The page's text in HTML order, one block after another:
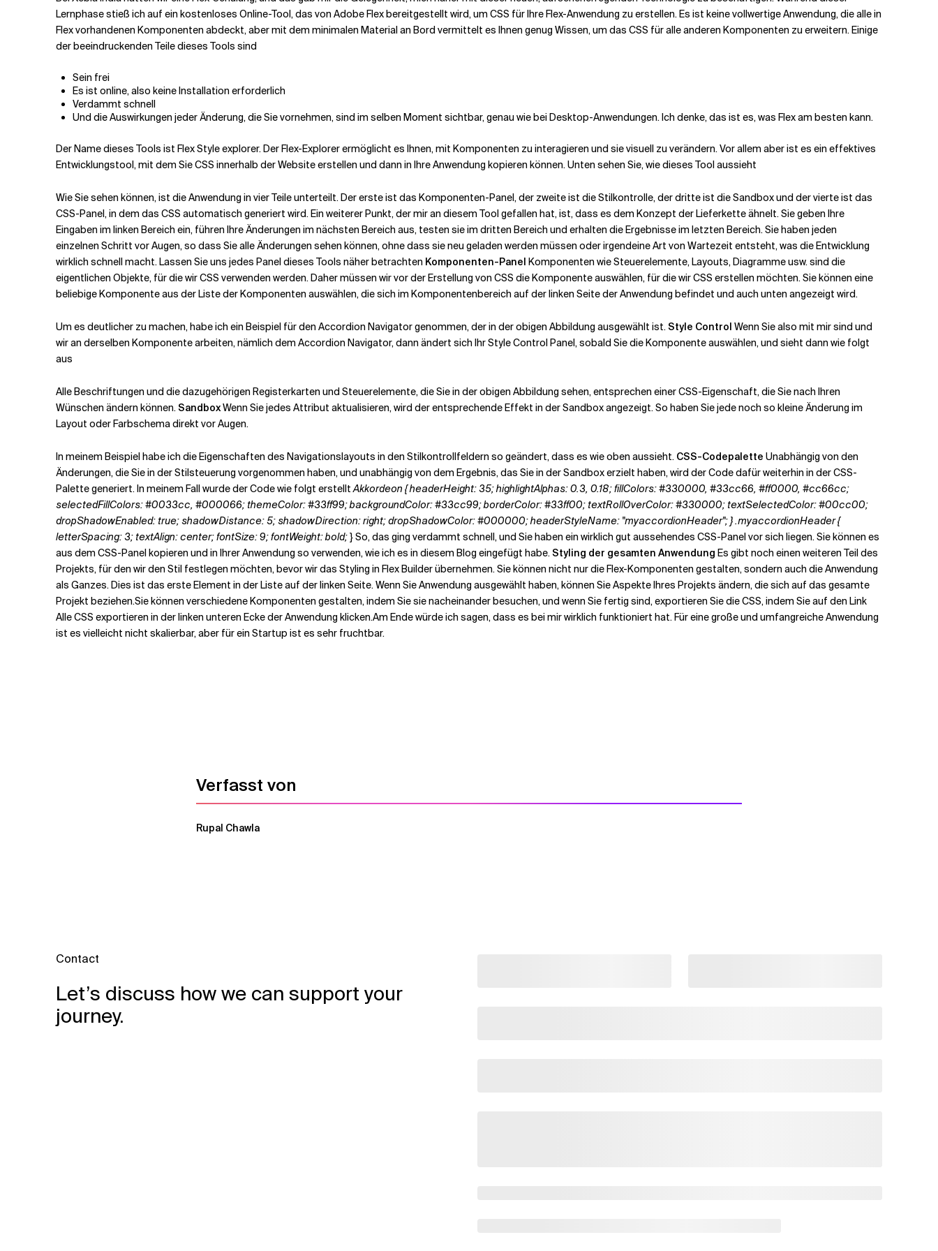
Verwandte Themen
Lernphase stieß ich auf ein kostenloses Online-Tool, das von Adobe Flex bereitgestellt wird, um CSS für Ihre Flex-Anwendung zu erstellen. Es ist keine vollwertige Anwendung, die alle in
Flex vorhandenen Komponenten abdeckt, aber mit dem minimalen Material an Bord vermittelt es Ihnen genug Wissen, um das CSS für alle anderen Komponenten zu erweitern. Einige
der beeindruckenden Teile dieses Tools sind
Sein frei
Es ist online, also keine Installation erforderlich
Verdammt schnell
Und die Auswirkungen jeder Änderung, die Sie vornehmen, sind im selben Moment sichtbar, genau wie bei Desktop-Anwendungen. Ich denke, das ist es, was Flex am besten kann.
Der Name dieses Tools ist Flex Style explorer. Der Flex-Explorer ermöglicht es Ihnen, mit Komponenten zu interagieren und sie visuell zu verändern. Vor allem aber ist es ein effektives
Entwicklungstool, mit dem Sie CSS innerhalb der Website erstellen und dann in Ihre Anwendung kopieren können. Unten sehen Sie, wie dieses Tool aussieht
Wie Sie sehen können, ist die Anwendung in vier Teile unterteilt. Der erste ist das Komponenten-Panel, der zweite ist die Stilkontrolle, der dritte ist die Sandbox und der vierte ist das
CSS-Panel, in dem das CSS automatisch generiert wird. Ein weiterer Punkt, der mir an diesem Tool gefallen hat, ist, dass es dem Konzept der Lieferkette ähnelt. Sie geben Ihre
Eingaben im linken Bereich ein, führen Ihre Änderungen im nächsten Bereich aus, testen sie im dritten Bereich und erhalten die Ergebnisse im letzten Bereich. Sie haben jeden
einzelnen Schritt vor Augen, so dass Sie alle Änderungen sehen können, ohne dass sie neu geladen werden müssen oder irgendeine Art von Wartezeit entsteht, was die Entwicklung
wirklich schnell macht. Lassen Sie uns jedes Panel dieses Tools näher betrachten Komponenten-Panel Komponenten wie Steuerelemente, Layouts, Diagramme usw. sind die
eigentlichen Objekte, für die wir CSS verwenden werden. Daher müssen wir vor der Erstellung von CSS die Komponente auswählen, für die wir CSS erstellen möchten. Sie können eine
beliebige Komponente aus der Liste der Komponenten auswählen, die sich im Komponentenbereich auf der linken Seite der Anwendung befindet und auch unten angezeigt wird.
Um es deutlicher zu machen, habe ich ein Beispiel für den Accordion Navigator genommen, der in der obigen Abbildung ausgewählt ist.Style Control Wenn Sie also mit mir sind und
wir an derselben Komponente arbeiten, nämlich dem Accordion Navigator, dann ändert sich Ihr Style Control Panel, sobald Sie die Komponente auswählen, und sieht dann wie folgt
aus
Alle Beschriftungen und die dazugehörigen Registerkarten und Steuerelemente, die Sie in der obigen Abbildung sehen, entsprechen einer CSS-Eigenschaft, die Sie nach Ihren
Wünschen ändern können.SandboxWenn Sie jedes Attribut aktualisieren, wird der entsprechende Effekt in der Sandbox angezeigt. So haben Sie jede noch so kleine Änderung im
Layout oder Farbschema direkt vor Augen.
In meinem Beispiel habe ich die Eigenschaften des Navigationslayouts in den Stilkontrollfeldern so geändert, dass es wie oben aussieht. CSS-Codepalette Unabhängig von den
Änderungen, die Sie in der Stilsteuerung vorgenommen haben, und unabhängig von dem Ergebnis, das Sie in der Sandbox erzielt haben, wird der Code dafür weiterhin in der CSS-
Palette generiert. In meinem Fall wurde der Code wie folgt erstelltAkkordeon { headerHeight: 35; highlightAlphas: 0.3, 0.18; fillColors: #330000, #33cc66, #ff0000, #cc66cc;
selectedFillColors: #0033cc, #000066; themeColor: #33ff99; backgroundColor: #33cc99; borderColor: #33ff00; textRollOverColor: #330000; textSelectedColor: #00cc00;
dropShadowEnabled: true; shadowDistance: 5; shadowDirection: right; dropShadowColor: #000000; headerStyleName: "myaccordionHeader"; }.myaccordionHeader {
letterSpacing: 3; textAlign: center; fontSize: 9; fontWeight: bold;} So, das ging verdammt schnell, und Sie haben ein wirklich gut aussehendes CSS-Panel vor sich liegen. Sie können es
aus dem CSS-Panel kopieren und in Ihrer Anwendung so verwenden, wie ich es in diesem Blog eingefügt habe.Styling der gesamten Anwendung Es gibt noch einen weiteren Teil des
Projekts, für den wir den Stil festlegen möchten, bevor wir das Styling in Flex Builder übernehmen. Sie können nicht nur die Flex-Komponenten gestalten, sondern auch die Anwendung
als Ganzes. Dies ist das erste Element in der Liste auf der linken Seite. Wenn Sie Anwendung ausgewählt haben, können Sie Aspekte Ihres Projekts ändern, die sich auf das gesamte
Projekt beziehen.Sie können verschiedene Komponenten gestalten, indem Sie sie nacheinander besuchen, und wenn Sie fertig sind, exportieren Sie die CSS, indem Sie auf den Link
Alle CSS exportieren in der linken unteren Ecke der Anwendung klicken.Am Ende würde ich sagen, dass es bei mir wirklich funktioniert hat. Für eine große und umfangreiche Anwendung
ist es vielleicht nicht skalierbar, aber für ein Startup ist es sehr fruchtbar.
Verfasst von
Rupal Chawla
Contact
Let’s discuss how we can support your
journey.